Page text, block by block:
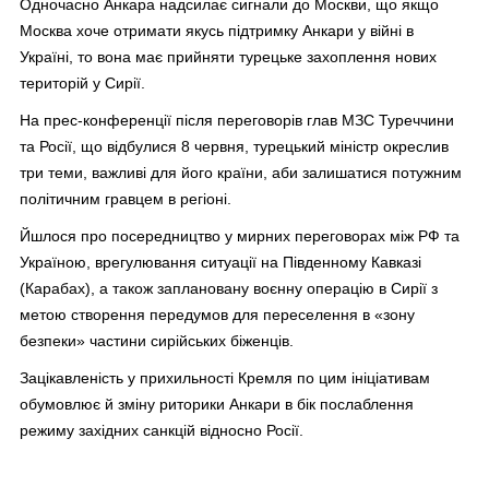
Одночасно Анкара надсилає сигнали до Москви, що якщо
Москва хоче отримати якусь підтримку Анкари у війні в
Україні, то вона має прийняти турецьке захоплення нових
територій у Сирії.
На прес-конференції після переговорів глав МЗС Туреччини
та Росії, що відбулися 8 червня, турецький міністр окреслив
три теми, важливі для його країни, аби залишатися потужним
політичним гравцем в регіоні.
Йшлося про посередництво у мирних переговорах між РФ та
Україною, врегулювання ситуації на Південному Кавказі
(Карабах), а також заплановану воєнну операцію в Сирії з
метою створення передумов для переселення в «зону
безпеки» частини сирійських біженців.
Зацікавленість у прихильності Кремля по цим ініціативам
обумовлює й зміну риторики Анкари в бік послаблення
режиму західних санкцій відносно Росії.